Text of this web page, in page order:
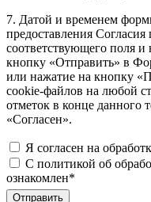
7. Датой и временем
предоставления
соответствующего поля
кнопку «Отправить» в
или нажатие на кнопку
cookie-файлов на любой
отметок в конце данного
«Согласен».
Я согласен на
С политикой об
ознакомлен*
Отправить